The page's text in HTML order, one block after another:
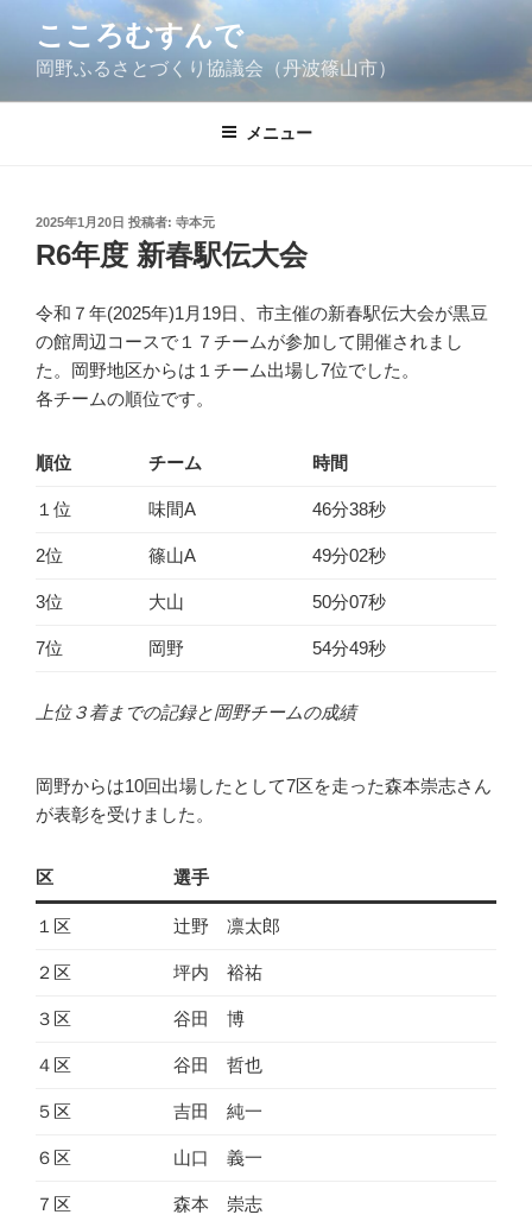
ン
こころむすんで
岡野ふるさとづくり協議会（丹波篠山市）
メニュー
投
稿
日:
2025年1月20日 投稿者: 寺本元
R6年度 新春駅伝大会
令和７年(2025年)1月19日、市主催の新春駅伝大会が黒豆
の館周辺コースで１７チームが参加して開催されまし
た。岡野地区からは１チーム出場し7位でした。
各チームの順位です。
順位 チーム 時間
１位 味間A 46分38秒
2位 篠山A 49分02秒
3位 大山 50分07秒
7位 岡野 54分49秒
上位３着までの記録と岡野チームの成績
岡野からは10回出場したとして7区を走った森本崇志さん
が表彰を受けました。
区 選手
１区 辻野 凛太郎
２区 坪内 裕祐
３区 谷田 博
４区 谷田 哲也
５区 吉田 純一
６区 山口 義一
７区 森本 崇志